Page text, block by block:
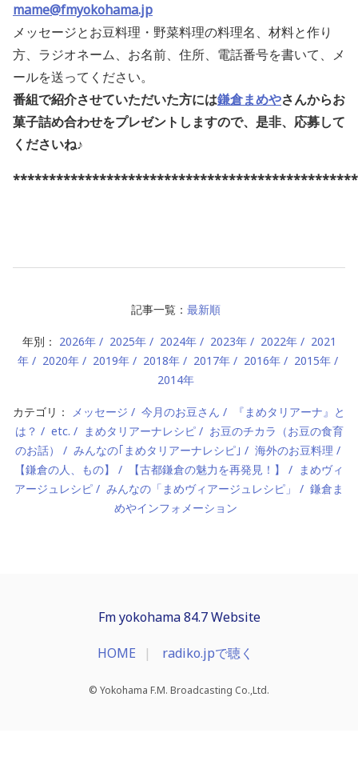
mame@fmyokohama.jp
メッセージとお豆料理・野菜料理の料理名、材料と作り
方、ラジオネーム、お名前、住所、電話番号を書いて、メ
ールを送ってください。
番組で紹介させていただいた方には鎌倉まめやさんからお
菓子詰め合わせをプレゼントしますので、是非、応募して
くださいね♪
記事一覧： 最新順
年別： 2026年 2025年 2024年 2023年 2022年
2021
年
2020年 2019年 2018年 2017年 2016年
2015年
2014年
カテゴリ： メッセージ 今月のお豆さん
『まめタリアーナ』と
は？
etc. まめタリアーナレシピ
お豆のチカラ（お豆の食育
のお話）
みんなの｢まめタリアーナレシピ｣
海外のお豆料理
【鎌倉の人、もの】
【古都鎌倉の魅力を再発見！】
まめヴィ
アージュレシピ
みんなの「まめヴィアージュレシピ」
鎌倉ま
めやインフォメーション
Fm yokohama 84.7 Website
HOME radiko.jpで聴く
© Yokohama F.M. Broadcasting Co.,Ltd.